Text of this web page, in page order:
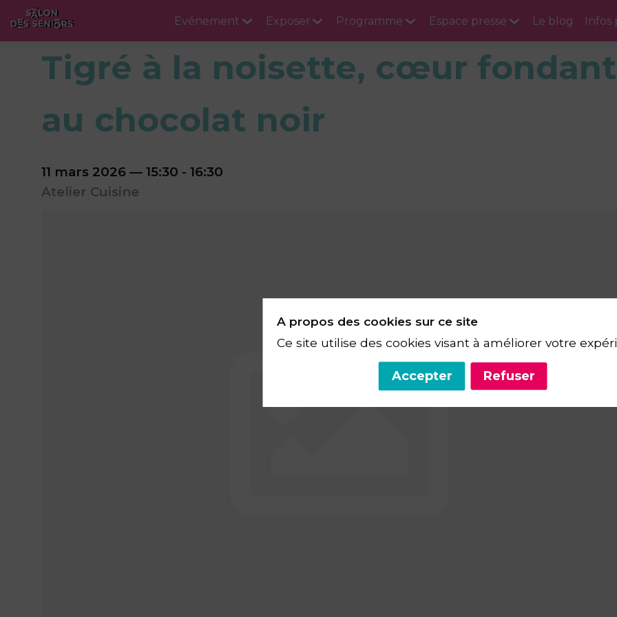
Evénement Exposer Programme Espace presse Le blog Infos
Tigré à la noisette, cœur fondant
au chocolat noir
11 mars 2026 — 15:30 - 16:30
Atelier Cuisine
A propos des cookies sur ce site
Ce site utilise des cookies visant à améliorer votre
Accepter Refuser